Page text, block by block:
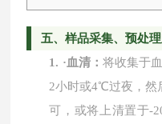
五、样品采集、预处
1. ·血清： 将收集于
2小时或4℃过夜，然
可，或将上清置于-